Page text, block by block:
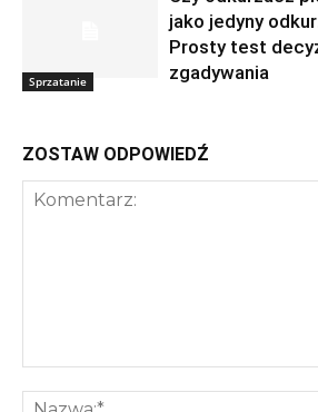
Sprzatanie
jako jedyny
Prosty test
zgadywania
ZOSTAW ODPOWIEDŹ